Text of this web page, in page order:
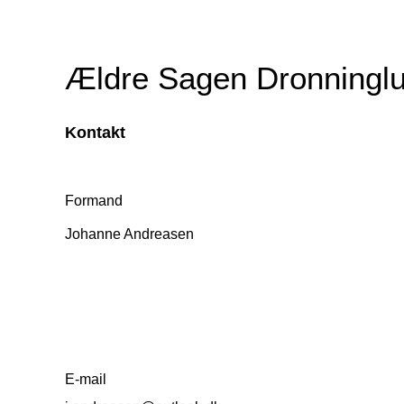
Ældre Sagen
Kontakt
Formand
Johanne
E-mail